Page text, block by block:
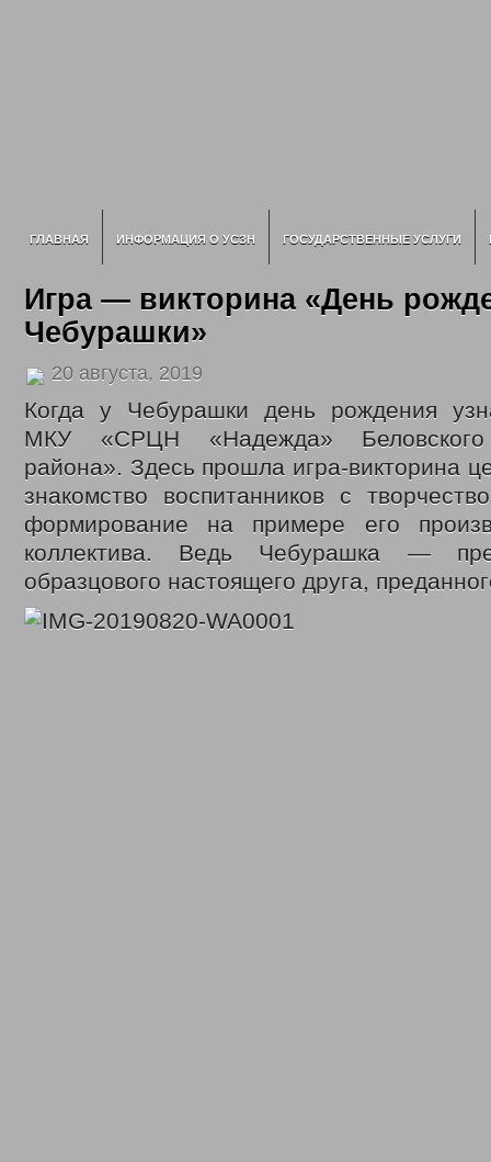
ГЛАВНАЯ ИНФОРМАЦИЯ О УСЗН ГОСУДАРСТВЕННЫЕ УСЛУГИ
Игра — викторина «День
Чебурашки»
20 августа, 2019
Когда у Чебурашки день рождения
МКУ «СРЦН «Надежда» Беловского
района». Здесь прошла игра-викторина
знакомство воспитанников с
формирование на примере его
коллектива. Ведь Чебурашка —
образцового настоящего друга,